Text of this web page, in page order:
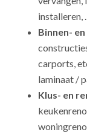
installeren,
Binnen-
carports,
laminaat /
Klus- en